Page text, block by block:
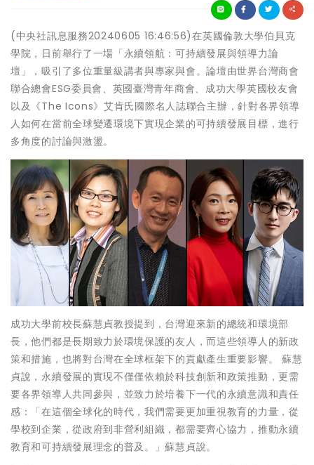
(中央社訊息服務20240605 16:46:56)在英國倫敦大學伯貝克
學院，日前舉行了一場「永續領航：可持續發展與領導力論
壇」，吸引了多位重量級講者與專家與會。論壇由世界台灣商會
聯合總會ESG委員會、英國臺灣青年商會、成功大學英國校友會
以及《The Icons》艾肯氏國際名人誌聯合主辦，針對各界領導
人如何在當前全球變遷環境下實現企業的可持續發展目標，進行
多角度的討論與激盪。
成功大學前校長蘇慧貞教授提到，台灣迎來新的總統和環境部
長，他們都是長期致力於環境保護的友人，而這些領導人的新政
策和措施，也將對台灣在全球框架下的貢獻產生重要影響。 蘇慧
貞說，永續發展的實現不僅僅依賴於科技創新和政策推動，更需
要各界領導人共同參與，並致力於培養下一代的永續意識和責任
感：「在這個全球化的時代，我們需要更加重視教育的力量，從
學校到企業，從政府到非營利組織，都需要齊心協力，推動永續
教育和可持續發展理念的普及。」蘇慧貞說。